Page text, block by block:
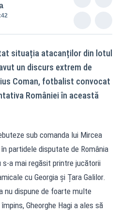
situația atacanților din lotul
un discurs extrem de
Coman, fotbalist convocat
României în această
sub comanda lui Mircea
partidele disputate de România
a mai regăsit printre jucătorii
cu Georgia și Țara Galilor.
nu dispune de foarte multe
Gheorghe Hagi a ales să